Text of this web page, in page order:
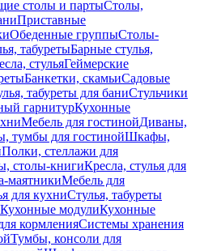
столы и партыСтолы,
Приставные
Обеденные группыСтолы-
табуретыБарные стулья,
стульяГеймерские
Банкетки, скамьиСадовые
табуреты для баниСтульчики
гарнитурКухонные
Мебель для гостинойДиваны,
тумбы для гостинойШкафы,
Полки, стеллажи для
столы-книгиКресла, стулья для
маятникиМебель для
для кухниСтулья, табуреты
Кухонные модулиКухонные
кормленияСистемы хранения
Тумбы, консоли для